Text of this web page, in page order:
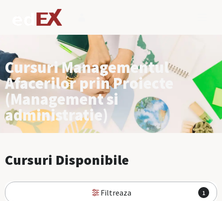
Cursuri Managementul
Afacerilor prin Proiecte
(Management si
administratie)
Cursuri Disponibile
Filtreaza 1